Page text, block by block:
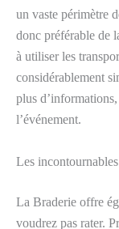
un vaste périmètre
donc préférable de
à utiliser les
considérablement
plus
l’événement.
Les
La Braderie offre
voudrez pas rater.